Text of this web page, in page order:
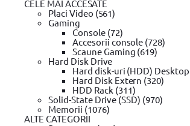
CELE MAI ACCESATE
Placi Video (561)
Gaming
Console (72)
Accesorii console (728)
Scaune Gaming (619)
Hard Disk Drive
Hard disk-uri (HDD) Desktop
Hard Disk Extern (320)
HDD Rack (311)
Solid-State Drive (SSD) (970)
Memorii (1076)
ALTE CATEGORII
Cutie pentru acumulatori
Rocsac
Husa
Toate
Cautare avansata
2